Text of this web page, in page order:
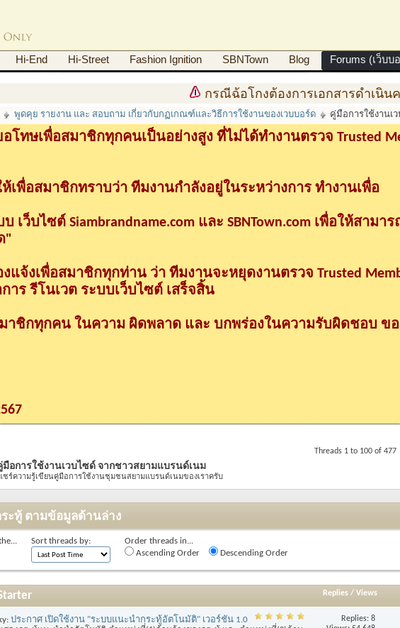
Hi-End Hi-Street Fashion Ignition SBNTown Blog Forums (เว็บบ
กรณีฉ้อโกงต้องการเอกสารดำเนินคดีทาง
พูดคุย รายงาน และ สอบถาม เกี่ยวกับกฏเกณฑ์และวิธีการใช้งานของเวบบอร์ด คู่มือการใช้งานเ
โทษเพื่อสมาชิกทุกคนเป็นอย่างสูง ที่ไม่ได้ทำงานตรวจ Trusted
เพื่อสมาชิกทราบว่า ทีมงานกำลังอยู่ในระหว่างการ ทำงานเพื่อ
เว็บไซต์ Siambrandname.com และ SBNTown.com เพื่อให้สามา
"
แจ้งเพื่อสมาชิกทุกท่าน ว่า ทีมงานจะหยุดงานตรวจ Trusted
าร รีโนเวต ระบบเว็บไซต์ เสร็จสิ้น
าชิกทุกคน ในความ ผิดพลาด และ บกพร่องในความรับผิดชอบ ข
Threads 1 to 100 of 477
มือการใช้งานเวบไซด์ จากชาวสยามแบรนด์เนม
ชร์ความรู้เขียนคู่มือการใช้งานชุมชนสยามแบรนด์เนมของเราครับ
ระทู้ ตามข้อมูลด้านล่าง
Sort threads by:
Order threads in...
Ascending Order
Descending Order
Replies/ Views
ประกาศ เปิดใช้งาน "ระบบแนะนำกระทู้อัตโนมัติ" เวอร์ชัน 1.0 Replies: 8